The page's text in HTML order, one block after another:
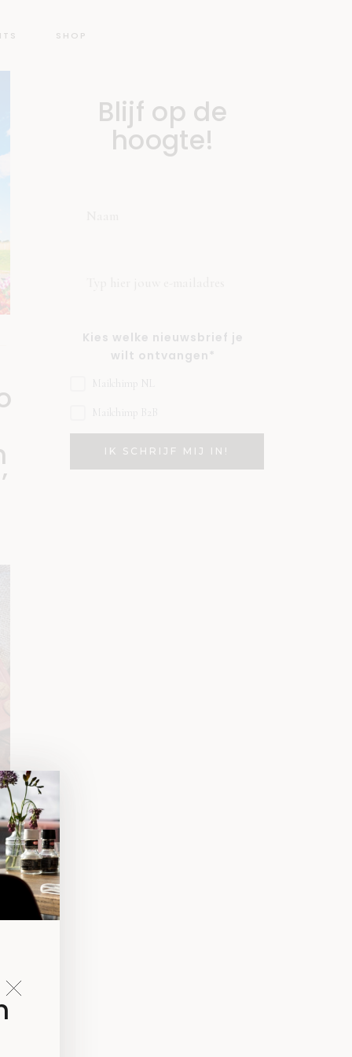
SHOP
Blijf op de
hoogte!
Kies welke nieuwsbrief je
wilt ontvangen*